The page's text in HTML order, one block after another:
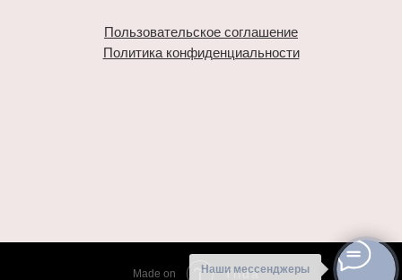
Наши мессенджеры
Пользовательское соглашение
Политика конфиденциальности
Made on Tilda